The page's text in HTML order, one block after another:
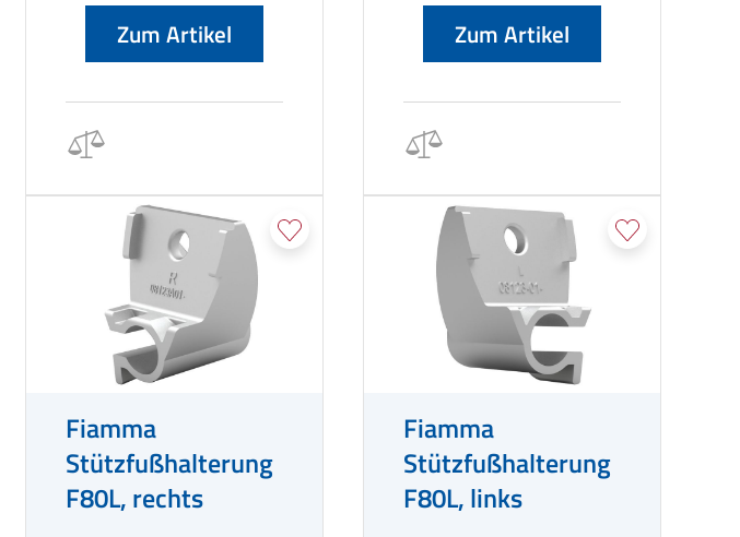
Zum Artikel Zum Artikel
Fiamma
Stützfußhalterung
F80L, rechts
Fiamma
Stützfußhalterung
F80L, links